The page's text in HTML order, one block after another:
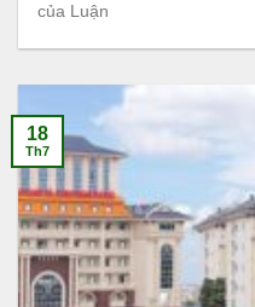
của Luận
18
Th7